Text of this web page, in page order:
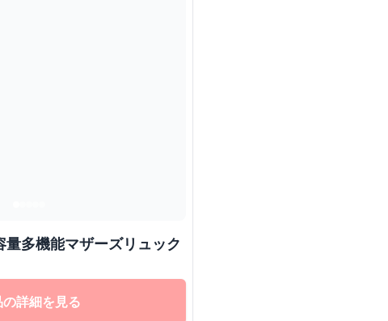
多機能マザーズリュック
詳細を見る